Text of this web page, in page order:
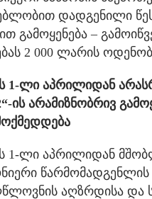
დადგენილი
გამოყენება –
2 000 ლარის
1-ლი აპრილიდან
ის არამიზნობრივ
1-ლი აპრილიდან
წარმომადგენლის
აღზრდისა და